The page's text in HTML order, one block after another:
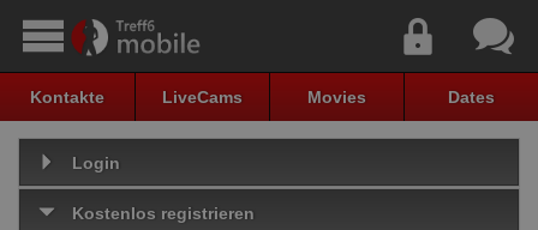
Kontakte LiveCams Movies Dates
Login
Kostenlos registrieren